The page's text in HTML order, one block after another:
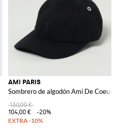
AMI PARIS
Sombrero de algodón Ami De Coeur
130,00 €
104,00 €
-20%